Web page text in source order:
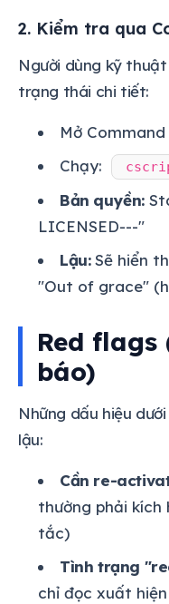
2. Kiểm tra qua
Người dùng kỹ
trạng thái chi tiết:
Mở
Chạy:
Bản quyền:
LICENSED---"
Lậu:Sẽ hiển
"Out of grace"
Red flags
báo)
Những dấu hiệu
lậu:
Cần re-
thường phải
tắc)
Tình trạng
chỉ đọc xuất